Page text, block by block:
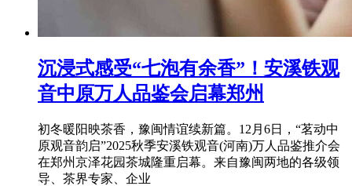
沉浸式感受“七泡有余香”！安溪铁观
音中原万人品鉴会启幕郑州
初冬暖阳映茶香，豫闽情谊续新篇。12月6日，“茗动中
原观音韵启”2025秋季安溪铁观音(河南)万人品鉴推介会
在郑州京泽花园茶城隆重启幕。来自豫闽两地的各级领
导、茶界专家、企业